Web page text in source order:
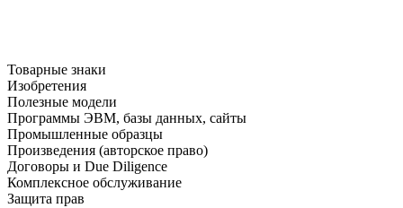
Товарные знаки
Изобретения
Полезные модели
Программы ЭВМ, базы данных, сайты
Промышленные образцы
Произведения (авторское право)
Договоры и Due Diligence
Комплексное обслуживание
Защита прав